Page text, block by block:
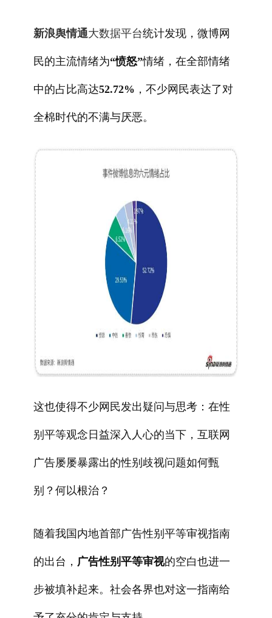
新浪舆情通大数据平台统计发现，微博网
民的主流情绪为“愤怒”情绪，在全部情绪
中的占比高达52.72% ，不少网民表达了对
全棉时代的不满与厌恶。
这也使得不少网民发出疑问与思考：在性
别平等观念日益深入人心的当下，互联网
广告屡屡暴露出的性别歧视问题如何甄
别？何以根治？
随着我国内地首部广告性别平等审视指南
的出台， 广告性别平等审视的空白也进一
步被填补起来。社会各界也对这一指南给